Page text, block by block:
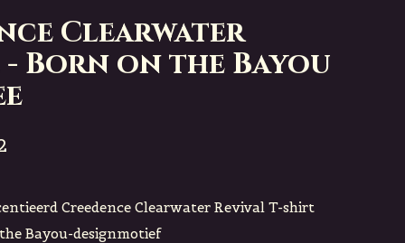
Clearwater
- Born on the Bayou
Creedence Clearwater Revival T-shirt
Bayou-designmotief